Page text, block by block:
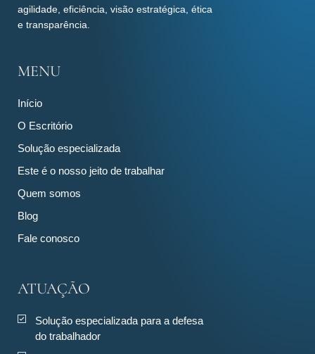
agilidade, eficiência, visão estratégica, ética
e transparência.
MENU
Início
O Escritório
Solução especializada
Este é o nosso jeito de trabalhar
Quem somos
Blog
Fale conosco
ATUAÇÃO
Solução especializada para a defesa
do trabalhador